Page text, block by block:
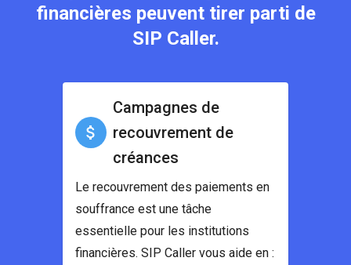
financières peuvent tirer parti de
SIP Caller.
Campagnes de
recouvrement de
créances
Le recouvrement des paiements en
souffrance est une tâche
essentielle pour les institutions
financières. SIP Caller vous aide en :